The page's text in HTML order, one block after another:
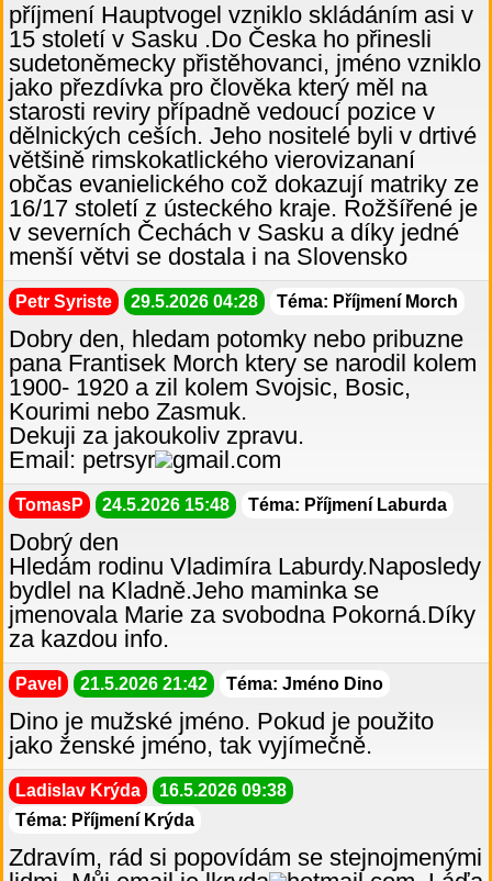
příjmení Hauptvogel vzniklo skládáním asi v
15 století v Sasku .Do Česka ho přinesli
sudetoněmecky přistěhovanci, jméno vzniklo
jako přezdívka pro člověka který měl na
starosti reviry případně vedoucí pozice v
dělnických ceších. Jeho nositelé byli v drtivé
většině rimskokatlického vierovizananí
občas evanielického což dokazují matriky ze
16/17 století z ústeckého kraje. Rožšířené je
v severních Čechách v Sasku a díky jedné
menší větvi se dostala i na Slovensko
Petr Syriste 29.5.2026 04:28 Téma: Příjmení Morch
Dobry den, hledam potomky nebo pribuzne
pana Frantisek Morch ktery se narodil kolem
1900- 1920 a zil kolem Svojsic, Bosic,
Kourimi nebo Zasmuk.
Dekuji za jakoukoliv zpravu.
Email: petrsyr
gmail.com
TomasP 24.5.2026 15:48 Téma: Příjmení Laburda
Dobrý den
Hledám rodinu Vladimíra Laburdy.Naposledy
bydlel na Kladně.Jeho maminka se
jmenovala Marie za svobodna Pokorná.Díky
za kazdou info.
Pavel 21.5.2026 21:42 Téma: Jméno Dino
Dino je mužské jméno. Pokud je použito
jako ženské jméno, tak vyjímečně.
Ladislav Krýda
16.5.2026 09:38
Téma: Příjmení Krýda
Zdravím, rád si popovídám se stejnojmenými